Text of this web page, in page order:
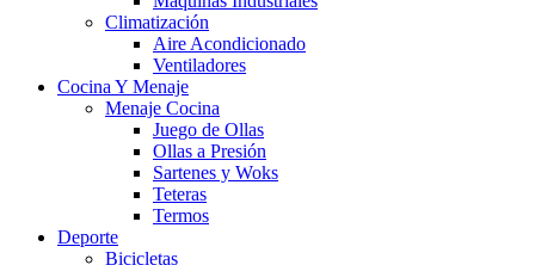
Climatización
Aire Acondicionado
Ventiladores
Cocina Y Menaje
Menaje Cocina
Juego de Ollas
Ollas a Presión
Sartenes y Woks
Teteras
Termos
Deporte
Bicicletas